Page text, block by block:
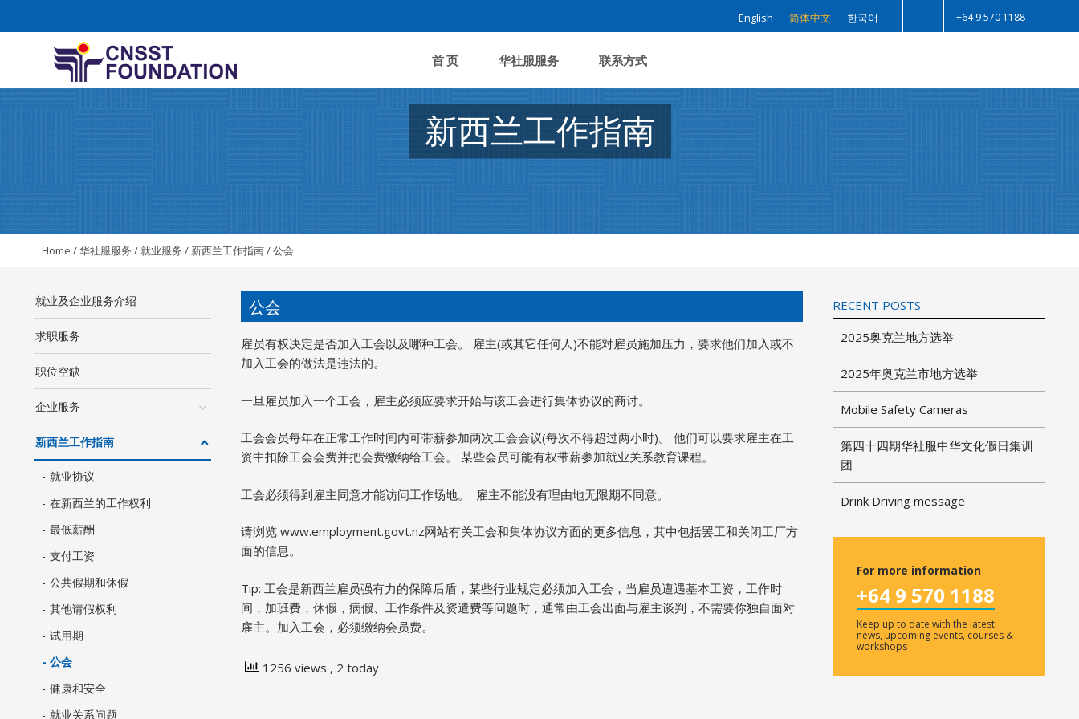
+64 9 570 1188
English 简体中文 한국어
首 页 华社服服务 联系方式
新西兰工作指南
Home /华社服服务 /就业服务 / 新西兰工作指南/公会
就业及企业服务介绍
求职服务
职位空缺
企业服务
新西兰工作指南
就业协议
在新西兰的工作权利
最低薪酬
支付工资
公共假期和休假
其他请假权利
试用期
公会
健康和安全
就业关系问题
公会
雇员有权决定是否加入工会以及哪种工会。 雇主(或其它任何人)不能对雇员施加压力，要求他们加入或不
加入工会的做法是违法的。
一旦雇员加入一个工会，雇主必须应要求开始与该工会进行集体协议的商讨。
工会会员每年在正常工作时间内可带薪参加两次工会会议(每次不得超过两小时)。 他们可以要求雇主在工
资中扣除工会会费并把会费缴纳给工会。 某些会员可能有权带薪参加就业关系教育课程。
工会必须得到雇主同意才能访问工作场地。 雇主不能没有理由地无限期不同意。
请浏览 www.employment.govt.nz网站有关工会和集体协议方面的更多信息，其中包括罢工和关闭工厂方
面的信息。
Tip: 工会是新西兰雇员强有力的保障后盾，某些行业规定必须加入工会，当雇员遭遇基本工资，工作时
间，加班费，休假，病假、工作条件及资遣费等问题时，通常由工会出面与雇主谈判，不需要你独自面对
雇主。加入工会，必须缴纳会员费。
1256 views , 2 today
RECENT POSTS
2025奥克兰地方选举
2025年奥克兰市地方选举
Mobile Safety Cameras
第四十四期华社服中华文化假日集训
团
Drink Driving message
For more information
+64 9 570 1188
Keep up to date with the latest
news, upcoming events, courses &
workshops